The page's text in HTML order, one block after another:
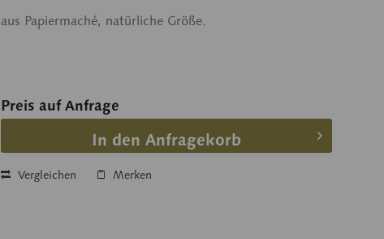
aus Papiermaché, natürliche Größe.
Preis auf Anfrage
In den Anfragekorb
Vergleichen Merken